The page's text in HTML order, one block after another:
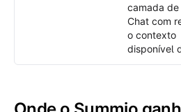
camada
Chat com
o contexto
disponível